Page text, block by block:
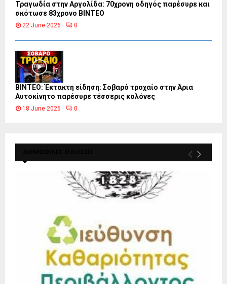
Τραγωδία στην Αργολίδα: 70χρονη οδηγός παρέσυρε και
σκότωσε 83χρονο ΒΙΝΤΕΟ
22 June 2026 0
ΒΙΝΤΕΟ: Έκτακτη είδηση: Σοβαρό τροχαίο στην Άρια
Αυτοκίνητο παρέσυρε τέσσερις κολόνες
18 June 2026 0